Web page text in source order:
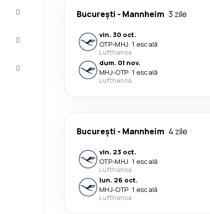
București - Mannheim 3 zile
vin. 30 oct.
OTP-MHJ· 1 escală
Lufthansa
dum. 01 nov.
MHJ-OTP· 1 escală
Lufthansa
București - Mannheim 4 zile
vin. 23 oct.
OTP-MHJ· 1 escală
Lufthansa
lun. 26 oct.
MHJ-OTP· 1 escală
Lufthansa